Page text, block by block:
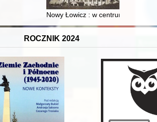
szlacheckich w XVI-wiecznej
Nowy Łowicz : w centrum poligonu
ROCZNIK 2024